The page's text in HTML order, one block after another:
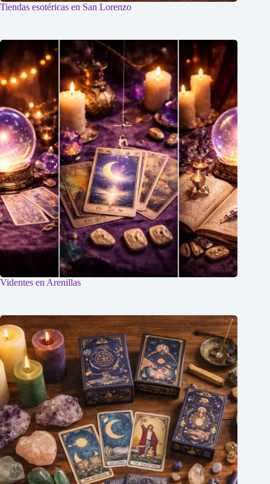
Tiendas esotéricas en San Lorenzo
Videntes en Arenillas